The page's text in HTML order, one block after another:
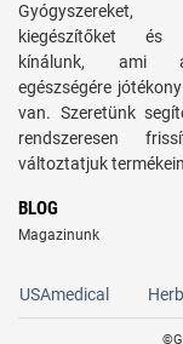
Gyógyszereket,
kiegészítőket és
kínálunk, ami
egészségére
van. Szeretünk
rendszeresen
változtatjuk
BLOG
Magazinunk
USAmedical